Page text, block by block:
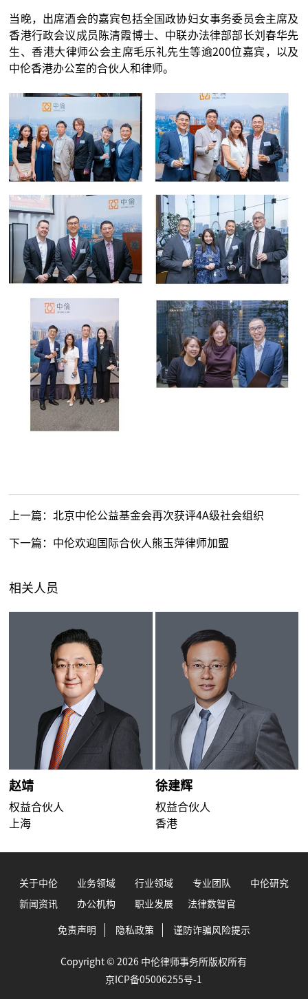
当晚，出席酒会的嘉宾包括全国政协妇女事务委员会主席及
香港行政会议成员陈清霞博士、中联办法律部部长刘春华先
生、香港大律师公会主席毛乐礼先生等逾200位嘉宾，以及
中伦香港办公室的合伙人和律师。
上一篇： 北京中伦公益基金会再次获评4A级社会组织
下一篇： 中伦欢迎国际合伙人熊玉萍律师加盟
相关人员
赵靖
权益合伙人
上海
徐建辉
权益合伙人
香港
关于中伦 业务领域 行业领域 专业团队 中伦研究
新闻资讯 办公机构 职业发展 法律数智官
免责声明 隐私政策 谨防诈骗风险提示
Copyright © 2026 中伦律师事务所版权所有
京ICP备05006255号-1